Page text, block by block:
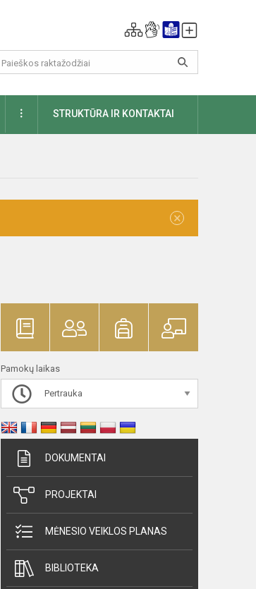
DAUGIAUSTRUKTŪRA IR KONTAKTAI
×
Pamokų laikas
Pertrauka
DOKUMENTAI
PROJEKTAI
MĖNESIO VEIKLOS PLANAS
BIBLIOTEKA